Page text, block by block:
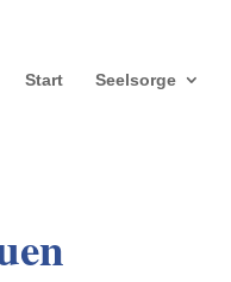
Start Seelsorge